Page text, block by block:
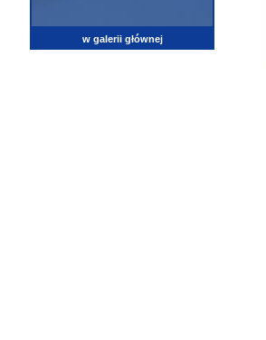
w galerii głównej